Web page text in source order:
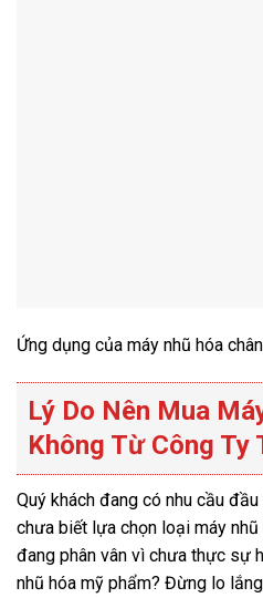
Ứng dụng của máy nhũ hóa
Lý Do Nên Mua
Không Từ Công Ty
Quý khách đang có nhu cầu
chưa biết lựa chọn loại máy
đang phân vân vì chưa thực sự
nhũ hóa mỹ phẩm? Đừng lo